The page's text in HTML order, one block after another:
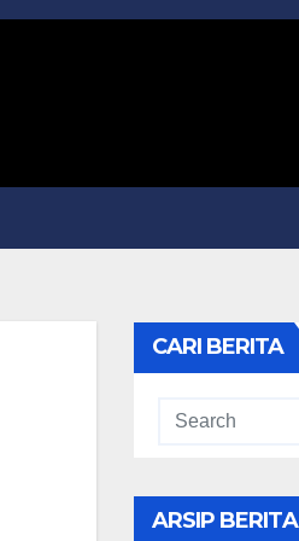
CARI BERITA
ARSIP BERITA